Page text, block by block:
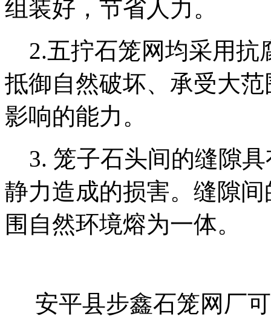
组装好，节省人力。
2.五拧石笼网均采用抗
抵御自然破坏、承受大
影响的能力。
3. 笼子石头间的缝隙
静力造成的损害。缝隙
围自然环境熔为一体。
安平县步鑫石笼网厂